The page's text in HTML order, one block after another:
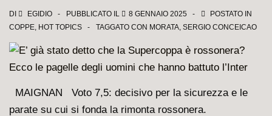
DI EGIDIO PUBBLICATO IL 8 GENNAIO 2025
POSTATO IN
COPPE, HOT TOPICS TAGGATO CON MORATA, SERGIO CONCEICAO
MAIGNAN Voto 7,5: decisivo per la sicurezza e le
parate su cui si fonda la rimonta rossonera.